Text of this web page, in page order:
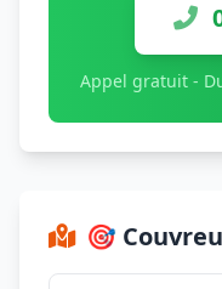
Appel gratuit -
🎯